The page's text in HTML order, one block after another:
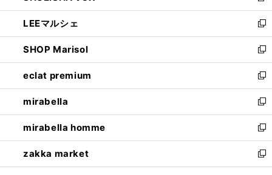
開
く
ウ
で
開
く
ン
ド
ウ
で
開
く
ウ
ィ
ン
ド
ウ
で
開
く
し
い
ウ
ィ
ン
ド
ウ
で
開
く
LEEマルシェ
新
し
い
ウ
ィ
ン
ド
ウ
で
開
く
SHOP Marisol
新
し
い
ウ
ィ
ン
ド
ウ
で
開
eclat premium
新
し
い
ウ
ィ
ン
ド
ウ
mirabella
新
し
い
ウ
ィ
ン
mirabella homme
新
し
い
ウ
zakka market
新
し